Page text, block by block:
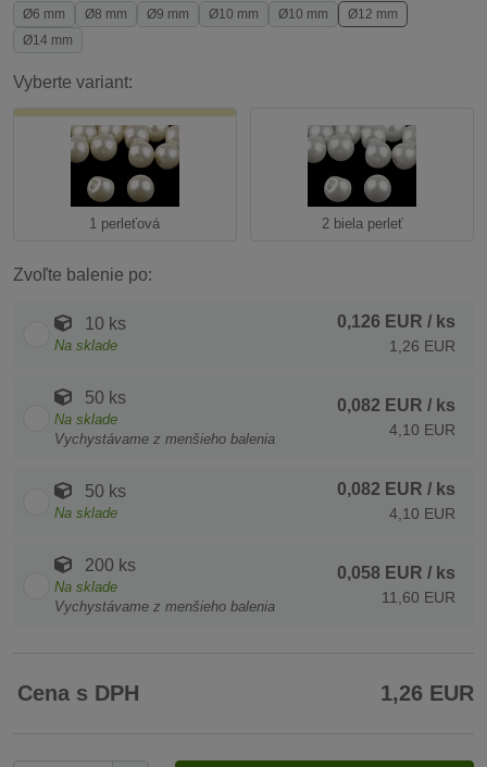
Ø6 mm Ø8 mm Ø9 mm Ø10 mm Ø10 mm
Ø12 mm
Ø14 mm
Vyberte variant:
1 perleťová 2 biela perleť
Zvoľte balenie po:
10 ks
Na sklade
0,126 EUR / ks
1,26 EUR
50 ks
Na sklade
Vychystávame z menšieho balenia
0,082 EUR / ks
4,10 EUR
50 ks
Na sklade
0,082 EUR / ks
4,10 EUR
200 ks
Na sklade
Vychystávame z menšieho balenia
0,058 EUR / ks
11,60 EUR
Cena s DPH 1,26 EUR